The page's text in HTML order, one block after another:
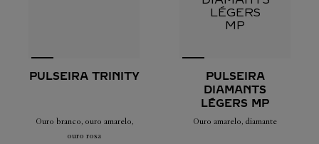
PULSEIRA TRINITY
Ouro branco, ouro amarelo,
ouro rosa
PULSEIRA
DIAMANTS
LÉGERS MP
Ouro amarelo, diamante